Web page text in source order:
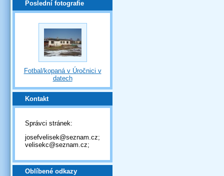
Poslední fotografie
Fotbal/kopaná v Úročnici v
datech
Kontakt
Správci stránek:
josefvelisek@seznam.cz;
velisekc@seznam.cz;
Oblíbené odkazy